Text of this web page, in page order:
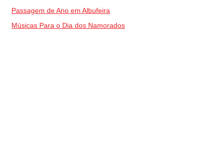
Passagem de Ano em Albufeira
Músicas Para o Dia dos Namorados